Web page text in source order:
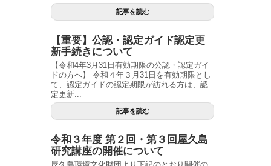
記事を読む
【重要】公認・認定ガイド認定更
新手続きについて
【令和4年3月31日有効期限の公認・認定ガイ
ドの方へ】 令和４年３月31日を有効期限とし
て、認定ガイドの認定期限が訪れる方は、認
定更新...
記事を読む
令和３年度 第２回・第３回屋久島
研究講座の開催について